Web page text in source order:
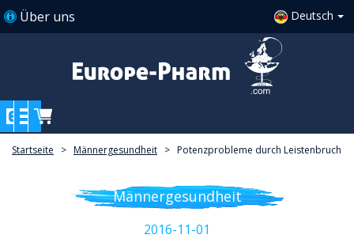
Über uns Deutsch
Startseite > Männergesundheit > Potenzprobleme durch Leistenbruch
Männergesundheit
2016-11-01